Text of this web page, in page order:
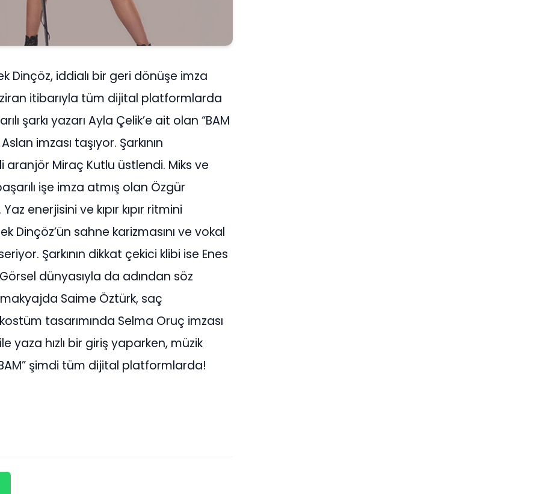
Dinçöz, iddialı bir geri dönüşe imza
itibarıyla tüm dijital platformlarda
şarkı yazarı Ayla Çelik’e ait olan “BAM
imzası taşıyor. Şarkının
Miraç Kutlu üstlendi. Miks ve
işe imza atmış olan Özgür
enerjisini ve kıpır kıpır ritmini
Dinçöz’ün sahne karizmasını ve vokal
Şarkının dikkat çekici klibi ise Enes
dünyasıyla da adından söz
Saime Öztürk, saç
tasarımında Selma Oruç imzası
yaza hızlı bir giriş yaparken, müzik
şimdi tüm dijital platformlarda!